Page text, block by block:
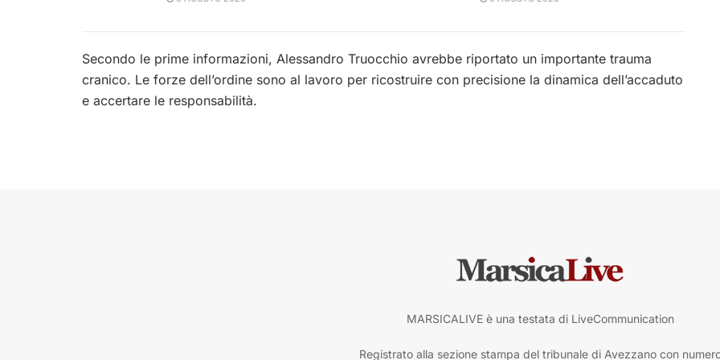
Secondo le prime informazioni, Alessandro Truocchio avrebbe riportato un importante trauma
cranico. Le forze dell’ordine sono al lavoro per ricostruire con precisione la dinamica dell’accaduto
e accertare le responsabilità.
MARSICALIVE è una testata di LiveCommunication
Registrato alla sezione stampa del tribunale di Avezzano con